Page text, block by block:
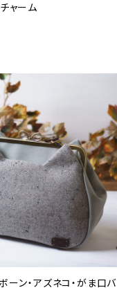
ャーム
ーン・アズネコ・がま口バ